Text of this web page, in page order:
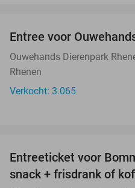
Entree voor
Ouwehands Dierenpark
Rhenen
Verkocht: 3.065
Entreeticket voor
snack + frisdrank of